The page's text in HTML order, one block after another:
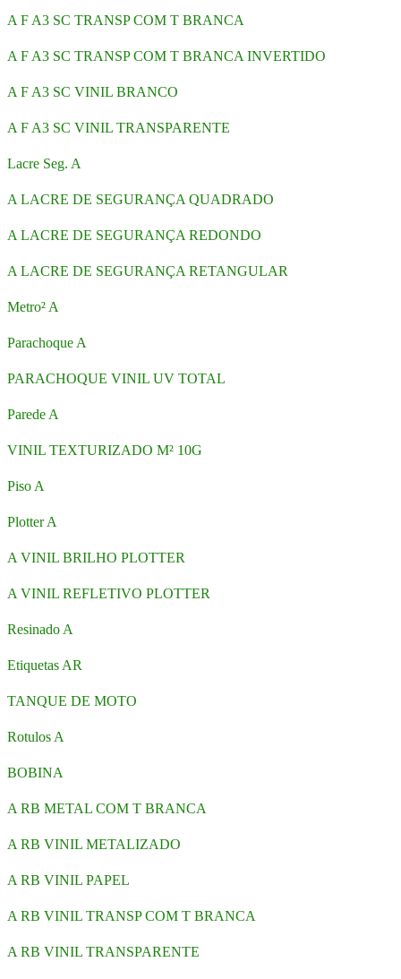
A F A3 SC TRANSP COM T BRANCA
A F A3 SC TRANSP COM T BRANCA INVERTIDO
A F A3 SC VINIL BRANCO
A F A3 SC VINIL TRANSPARENTE
Lacre Seg. A
A LACRE DE SEGURANÇA QUADRADO
A LACRE DE SEGURANÇA REDONDO
A LACRE DE SEGURANÇA RETANGULAR
Metro² A
Parachoque A
PARACHOQUE VINIL UV TOTAL
Parede A
VINIL TEXTURIZADO M² 10G
Piso A
Plotter A
A VINIL BRILHO PLOTTER
A VINIL REFLETIVO PLOTTER
Resinado A
Etiquetas AR
TANQUE DE MOTO
Rotulos A
BOBINA
A RB METAL COM T BRANCA
A RB VINIL METALIZADO
A RB VINIL PAPEL
A RB VINIL TRANSP COM T BRANCA
A RB VINIL TRANSPARENTE